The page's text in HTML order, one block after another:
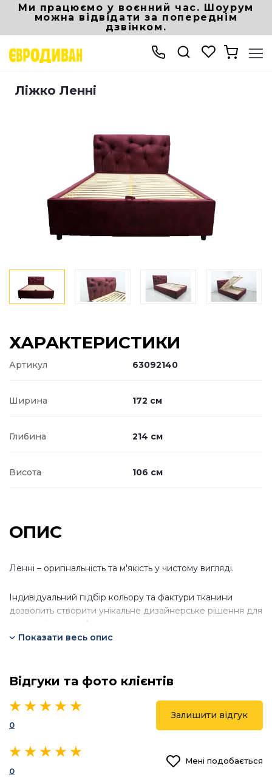
Ми працюємо у воєнний час. Шоурум
можна відвідати за попереднім
дзвінком.
Інтернет магазин Eurodivan
Ліжко Ленні
ХАРАКТЕРИСТИКИ
Артикул 63092140
Ширина 172 см
Глибина 214 см
Висота 106 см
ОПИС
Ленні – оригінальність та м'якість у чистому вигляді.
Індивідуальний підбір кольору та фактури тканини
дозволить створити унікальне дизайнерське рішення для
сучасної спальні. А наші консультанти із задоволенням
допоможуть у виборі.
грабовими ламелями.
Радимо обирати комплектацію із нішею для зберігання
промов.
Додайте розкіш, комфорт та унікальність у своє житло.
Показати весь опис
Відгуки та фото клієнтів
0
Залишити відгук
0
Мені подобається